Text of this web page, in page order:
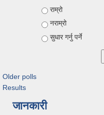
Choices
राम्रो
नराम्रो
सुधार गर्नु पर्ने
Older polls
Results
जानकारी